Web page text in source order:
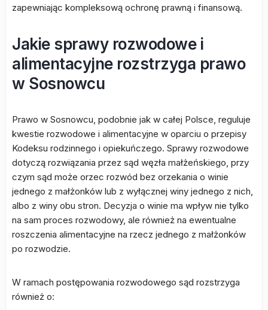
zapewniając kompleksową ochronę prawną i finansową.
Jakie sprawy rozwodowe i
alimentacyjne rozstrzyga prawo
w Sosnowcu
Prawo w Sosnowcu, podobnie jak w całej Polsce, reguluje
kwestie rozwodowe i alimentacyjne w oparciu o przepisy
Kodeksu rodzinnego i opiekuńczego. Sprawy rozwodowe
dotyczą rozwiązania przez sąd węzła małżeńskiego, przy
czym sąd może orzec rozwód bez orzekania o winie
jednego z małżonków lub z wyłącznej winy jednego z nich,
albo z winy obu stron. Decyzja o winie ma wpływ nie tylko
na sam proces rozwodowy, ale również na ewentualne
roszczenia alimentacyjne na rzecz jednego z małżonków
po rozwodzie.
W ramach postępowania rozwodowego sąd rozstrzyga
również o: